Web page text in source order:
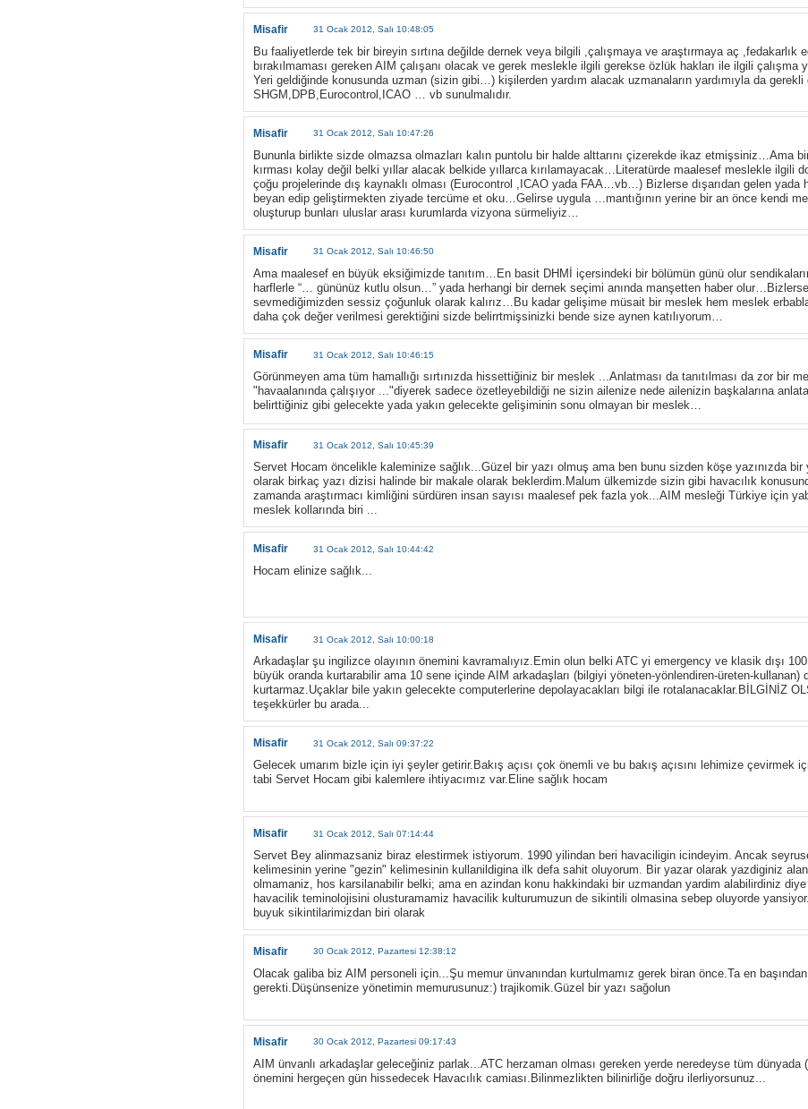
Misafir 31 Ocak 2012, Salı 10:48:05
Bu faaliyetlerde tek bir bireyin sırtına değilde dernek veya bilgili ,çalışmaya ve araştırmaya aç ,fedakarlık
bırakılmaması gereken AIM çalışanı olacak ve gerek meslekle ilgili gerekse özlük hakları ile ilgili çalışma
Yeri geldiğinde konusunda uzman (sizin gibi…) kişilerden yardım alacak uzmanaların yardımıyla da gerekli
SHGM,DPB,Eurocontrol,ICAO … vb sunulmalıdır.
Misafir 31 Ocak 2012, Salı 10:47:26
Bununla birlikte sizde olmazsa olmazları kalın puntolu bir halde alttarını çizerekde ikaz etmişsiniz…Ama
kırması kolay değil belki yıllar alacak belkide yıllarca kırılamayacak…Literatürde maalesef meslekle ilgili
çoğu projelerinde dış kaynaklı olması (Eurocontrol ,ICAO yada FAA…vb…) Bizlerse dışarıdan gelen yada
beyan edip geliştirmekten ziyade tercüme et oku…Gelirse uygula …mantığının yerine bir an önce kendi
oluşturup bunları uluslar arası kurumlarda vizyona sürmeliyiz…
Misafir 31 Ocak 2012, Salı 10:46:50
Ama maalesef en büyük eksiğimizde tanıtım…En basit DHMİ içersindeki bir bölümün günü olur
harflerle “… gününüz kutlu olsun…” yada herhangi bir dernek seçimi anında manşetten haber
sevmediğimizden sessiz çoğunluk olarak kalırız…Bu kadar gelişime müsait bir meslek hem meslek
daha çok değer verilmesi gerektiğini sizde belirrtmişsinizki bende size aynen katılıyorum…
Misafir 31 Ocak 2012, Salı 10:46:15
Görünmeyen ama tüm hamallığı sırtınızda hissettiğiniz bir meslek ...Anlatması da tanıtılması da zor bir
"havaalanında çalışıyor ..."diyerek sadece özetleyebildiği ne sizin ailenize nede ailenizin başkalarına
belirttiğiniz gibi gelecekte yada yakın gelecekte gelişiminin sonu olmayan bir meslek…
Misafir 31 Ocak 2012, Salı 10:45:39
Servet Hocam öncelikle kaleminize sağlık...Güzel bir yazı olmuş ama ben bunu sizden köşe yazınızda bir
olarak birkaç yazı dizisi halinde bir makale olarak beklerdim.Malum ülkemizde sizin gibi havacılık
zamanda araştırmacı kimliğini sürdüren insan sayısı maalesef pek fazla yok...AIM mesleği Türkiye için
meslek kollarında biri ...
Misafir 31 Ocak 2012, Salı 10:44:42
Hocam elinize sağlık...
Misafir 31 Ocak 2012, Salı 10:00:18
Arkadaşlar şu ingilizce olayının önemini kavramalıyız.Emin olun belki ATC yi emergency ve klasik dışı
büyük oranda kurtarabilir ama 10 sene içinde AIM arkadaşları (bilgiyi yöneten-yönlendiren-üreten-kullanan)
kurtarmaz.Uçaklar bile yakın gelecekte computerlerine depolayacakları bilgi ile rotalanacaklar.BİLGİNİZ
teşekkürler bu arada...
Misafir 31 Ocak 2012, Salı 09:37:22
Gelecek umarım bizle için iyi şeyler getirir.Bakış açısı çok önemli ve bu bakış açısını lehimize çevirmek
tabi Servet Hocam gibi kalemlere ihtiyacımız var.Eline sağlık hocam
Misafir 31 Ocak 2012, Salı 07:14:44
Servet Bey alinmazsaniz biraz elestirmek istiyorum. 1990 yilindan beri havaciligin icindeyim. Ancak
kelimesinin yerine "gezin" kelimesinin kullanildigina ilk defa sahit oluyorum. Bir yazar olarak yazdiginiz
olmamaniz, hos karsilanabilir belki; ama en azindan konu hakkindaki bir uzmandan yardim alabilirdiniz
havacilik teminolojisini olusturamamiz havacilik kulturumuzun de sikintili olmasina sebep oluyorde
buyuk sikintilarimizdan biri olarak
Misafir 30 Ocak 2012, Pazartesi 12:38:12
Olacak galiba biz AIM personeli için...Şu memur ünvanından kurtulmamız gerek biran önce.Ta en
gerekti.Düşünsenize yönetimin memurusunuz:) trajikomik.Güzel bir yazı sağolun
Misafir 30 Ocak 2012, Pazartesi 09:17:43
AIM ünvanlı arkadaşlar geleceğiniz parlak...ATC herzaman olması gereken yerde neredeyse tüm dünyada
önemini hergeçen gün hissedecek Havacılık camiası.Bilinmezlikten bilinirliğe doğru ilerliyorsunuz...